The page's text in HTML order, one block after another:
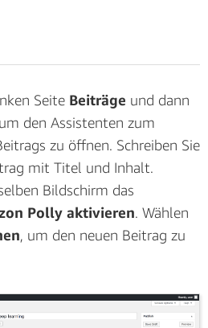
Klicken Sie auf
, um die Änderungen zu
Seite Beiträge und dann
den Assistenten zum
zu öffnen. Schreiben Sie
mit Titel und Inhalt.
Bildschirm das
Polly aktivieren. Wählen
, um den neuen Beitrag zu